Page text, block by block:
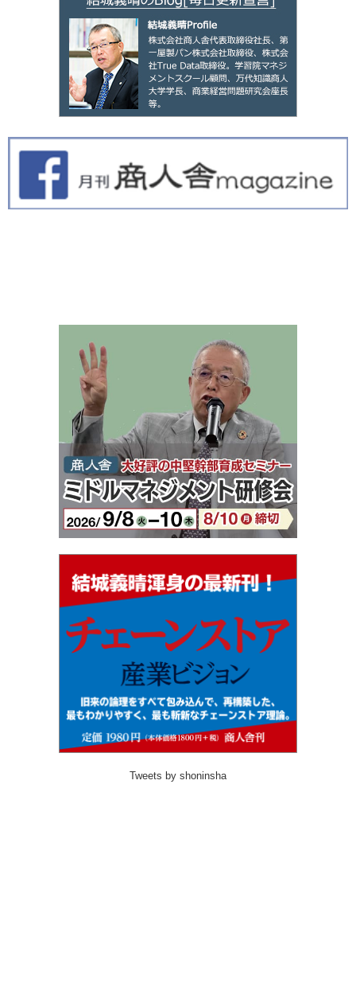
Tweets by shoninsha